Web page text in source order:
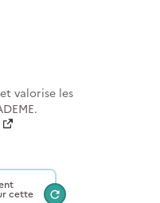
valorise les
cette